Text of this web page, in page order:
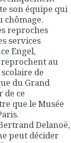
son équipe qui
chômage.
reproches
services
Engel,
au
de
du Grand
de ce
que le Musée
Delanoë,
peut décider